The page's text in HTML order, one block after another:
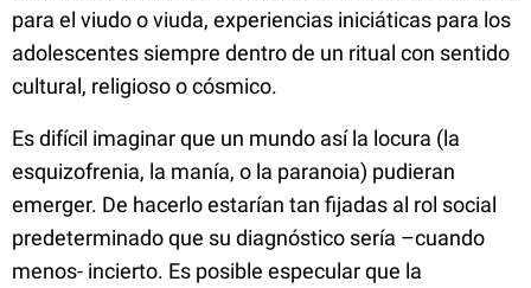
para el viudo o viuda, experiencias iniciáticas para los
adolescentes siempre dentro de un ritual con sentido
cultural, religioso o cósmico.
Es difícil imaginar que un mundo así la locura (la
esquizofrenia, la manía, o la paranoia) pudieran
emerger. De hacerlo estarían tan fijadas al rol social
predeterminado que su diagnóstico sería –cuando
menos- incierto. Es posible especular que la